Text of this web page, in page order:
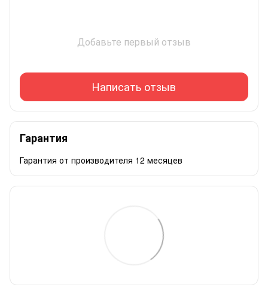
Добавьте первый отзыв
Написать отзыв
Гарантия
Гарантия от производителя 12 месяцев